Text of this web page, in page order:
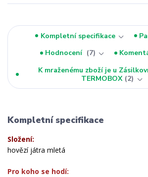
Kompletní specifikace
Hodnocení
7
K mraženému zboží je u
TERMOBOX 2
Kompletní specifikace
Složení:
hovězí játra mletá
Pro koho se hodí: